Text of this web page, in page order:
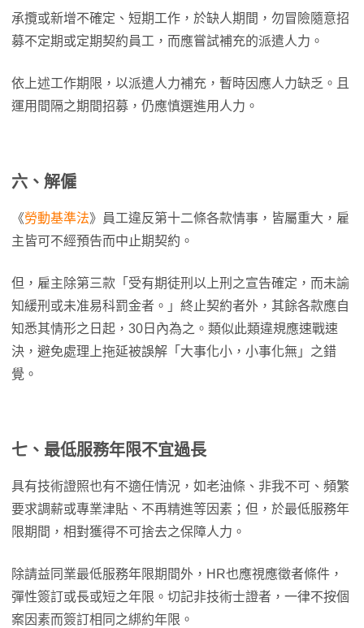
承攬或新增不確定、短期工作，於缺人期間，勿冒險隨意招
募不定期或定期契約員工，而應嘗試補充的派遣人力。
依上述工作期限，以派遣人力補充，暫時因應人力缺乏。且
運用間隔之期間招募，仍應慎選進用人力。
六、解僱
《勞動基準法》員工違反第十二條各款情事，皆屬重大，雇
主皆可不經預告而中止期契約。
但，雇主除第三款「受有期徒刑以上刑之宣告確定，而未諭
知緩刑或未准易科罰金者。」終止契約者外，其餘各款應自
知悉其情形之日起，30日內為之。類似此類違規應速戰速
決，避免處理上拖延被誤解「大事化小，小事化無」之錯
覺。
七、最低服務年限不宜過長
具有技術證照也有不適任情況，如老油條、非我不可、頻繁
要求調薪或專業津貼、不再精進等因素；但，於最低服務年
限期間，相對獲得不可捨去之保障人力。
除請益同業最低服務年限期間外，HR也應視應徵者條件，
彈性簽訂或長或短之年限。切記非技術士證者，一律不按個
案因素而簽訂相同之綁約年限。